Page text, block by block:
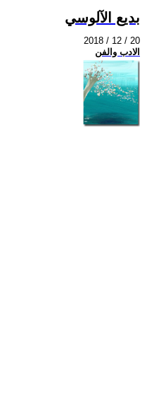
بديع الآلوسي
2018 / 12 / 20
الادب والفن